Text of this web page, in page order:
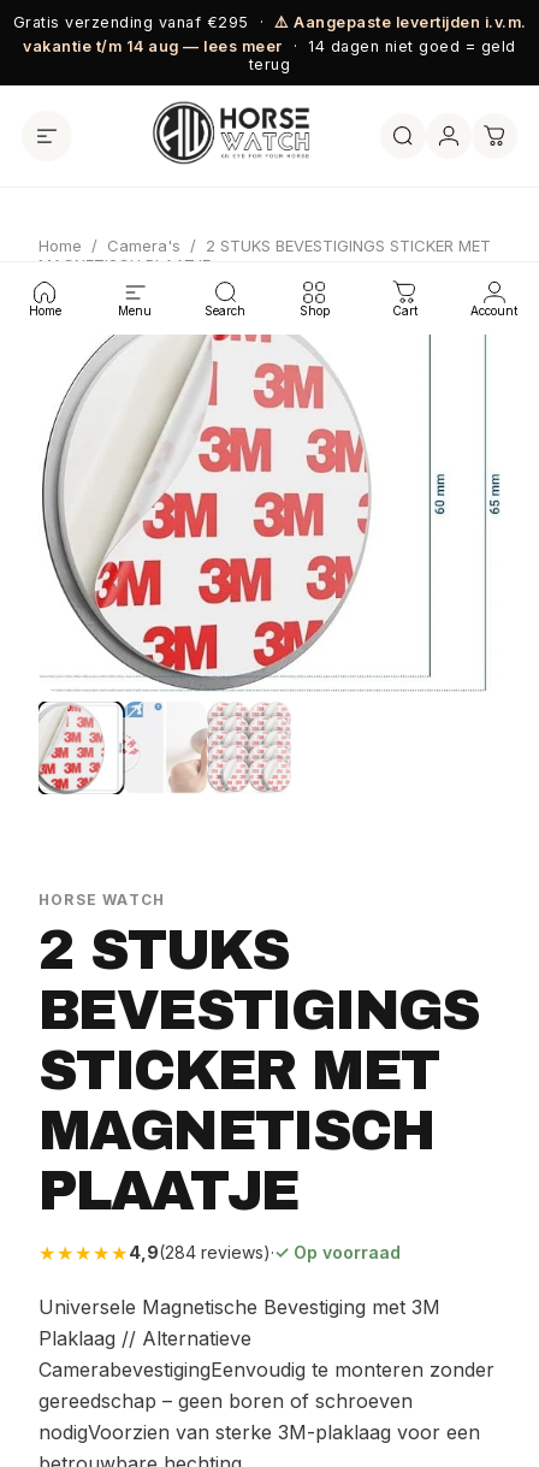
Ga naar inhoud
Gratis verzending vanaf €295 · ⚠️ Aangepaste levertijden i.v.m.
vakantie t/m 14 aug — lees meer · 14 dagen niet goed = geld
terug
Home Menu Search Shop Cart Account
Home / Camera's / 2 STUKS BEVESTIGINGS STICKER MET
MAGNETISCH PLAATJE
HORSE WATCH
2 STUKS
BEVESTIGINGS
STICKER MET
MAGNETISCH
PLAATJE
★★★★★4,9(284 reviews)·✓ Op voorraad
Universele Magnetische Bevestiging met 3M
Plaklaag // Alternatieve
CamerabevestigingEenvoudig te monteren zonder
gereedschap – geen boren of schroeven
nodigVoorzien van sterke 3M-plaklaag voor een